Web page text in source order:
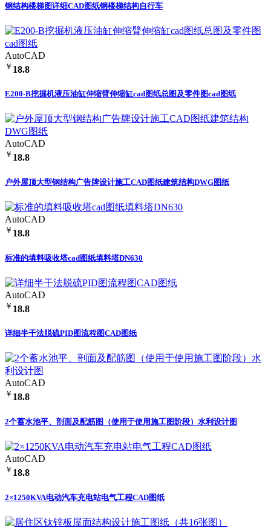
钢结构楼梯图详细CAD图纸钢楼梯结构自行车
AutoCAD
￥ 18.8
E200-B挖掘机液压油缸伸缩臂伸缩缸cad图纸总图及零件图cad图纸
AutoCAD
￥ 18.8
户外屋顶大型钢结构广告牌设计施工CAD图纸建筑结构DWG图纸
AutoCAD
￥ 18.8
标准的填料吸收塔cad图纸填料塔DN630
AutoCAD
￥ 18.8
详细半干法脱硫PID图流程图CAD图纸
AutoCAD
￥ 18.8
2个蓄水池平、剖面及配筋图（使用于使用施工图阶段）水利设计图
AutoCAD
￥ 18.8
2×1250KVA电动汽车充电站电气工程CAD图纸